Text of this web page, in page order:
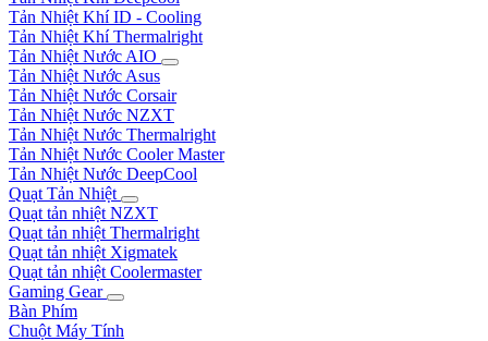
Tản Nhiệt Khí ID - Cooling
Tản Nhiệt Khí Thermalright
Tản Nhiệt Nước AIO
Tản Nhiệt Nước Asus
Tản Nhiệt Nước Corsair
Tản Nhiệt Nước NZXT
Tản Nhiệt Nước Thermalright
Tản Nhiệt Nước Cooler Master
Tản Nhiệt Nước DeepCool
Quạt Tản Nhiệt
Quạt tản nhiệt NZXT
Quạt tản nhiệt Thermalright
Quạt tản nhiệt Xigmatek
Quạt tản nhiệt Coolermaster
Gaming Gear
Bàn Phím
Chuột Máy Tính